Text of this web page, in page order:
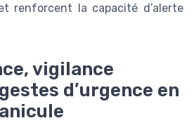
renforcent la capacité d’alerte
vigilance
d’urgence en